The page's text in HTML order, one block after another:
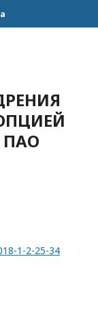
ПАО
1-2-25-34